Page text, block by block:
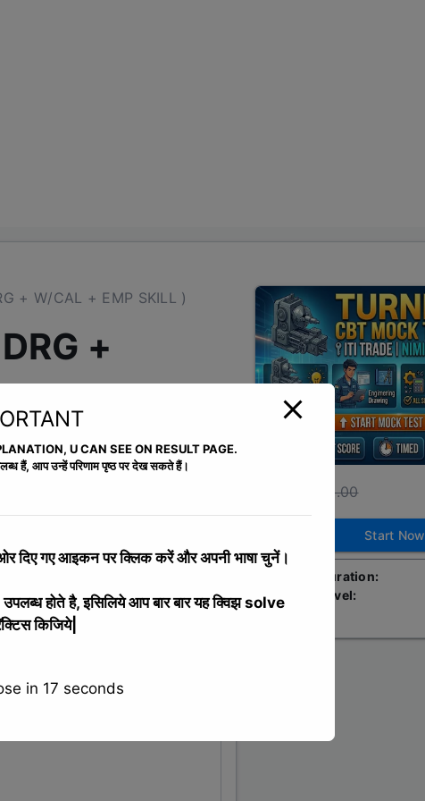
+ W/CAL + EMP SKILL )
+
₹0.00
Start Now
Course Duration:
Course Level:
Tax:
U CAN SEE ON RESULT PAGE.
हैं, आप उन्हें परिणाम पृष्ठ पर देख सकते हैं।
दिए गए आइकन पर क्लिक करें और अपनी भाषा चुनें।
होते है, इसिलिये आप बार बार यह क्विझ solve
किजिये|
in 16 seconds